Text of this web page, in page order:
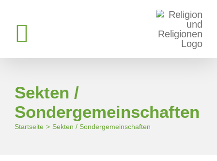
Sekten /
Sondergemeinschaften
Startseite Sekten / Sondergemeinschaften